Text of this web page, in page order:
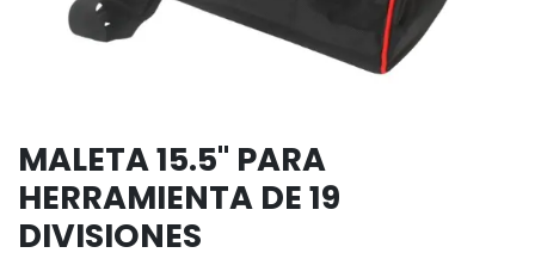
MALETA 15.5" PARA
HERRAMIENTA DE 19
DIVISIONES